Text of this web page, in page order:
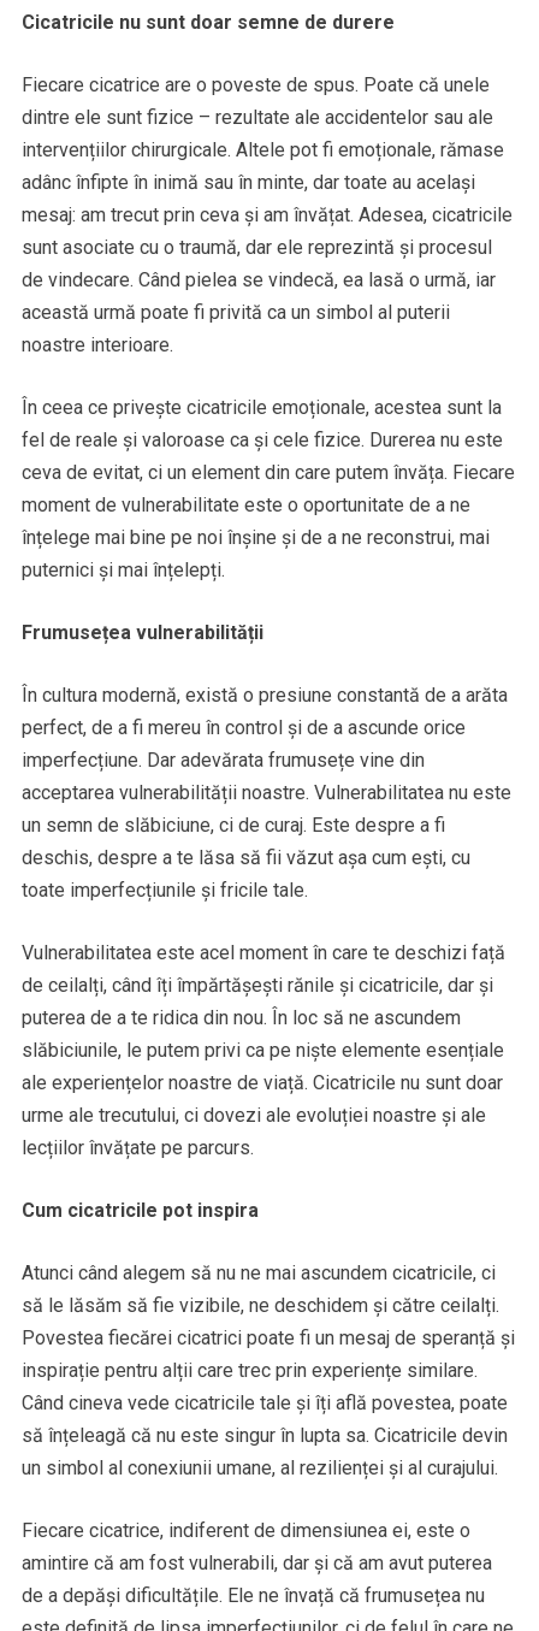
Cicatricile nu sunt doar semne de durere
Fiecare cicatrice are o poveste de spus. Poate că unele
dintre ele sunt fizice – rezultate ale accidentelor sau ale
intervențiilor chirurgicale. Altele pot fi emoționale, rămase
adânc înfipte în inimă sau în minte, dar toate au același
mesaj: am trecut prin ceva și am învățat. Adesea, cicatricile
sunt asociate cu o traumă, dar ele reprezintă și procesul
de vindecare. Când pielea se vindecă, ea lasă o urmă, iar
această urmă poate fi privită ca un simbol al puterii
noastre interioare.
În ceea ce privește cicatricile emoționale, acestea sunt la
fel de reale și valoroase ca și cele fizice. Durerea nu este
ceva de evitat, ci un element din care putem învăța. Fiecare
moment de vulnerabilitate este o oportunitate de a ne
înțelege mai bine pe noi înșine și de a ne reconstrui, mai
puternici și mai înțelepți.
Frumusețea vulnerabilității
În cultura modernă, există o presiune constantă de a arăta
perfect, de a fi mereu în control și de a ascunde orice
imperfecțiune. Dar adevărata frumusețe vine din
acceptarea vulnerabilității noastre. Vulnerabilitatea nu este
un semn de slăbiciune, ci de curaj. Este despre a fi
deschis, despre a te lăsa să fii văzut așa cum ești, cu
toate imperfecțiunile și fricile tale.
Vulnerabilitatea este acel moment în care te deschizi față
de ceilalți, când îți împărtășești rănile și cicatricile, dar și
puterea de a te ridica din nou. În loc să ne ascundem
slăbiciunile, le putem privi ca pe niște elemente esențiale
ale experiențelor noastre de viață. Cicatricile nu sunt doar
urme ale trecutului, ci dovezi ale evoluției noastre și ale
lecțiilor învățate pe parcurs.
Cum cicatricile pot inspira
Atunci când alegem să nu ne mai ascundem cicatricile, ci
să le lăsăm să fie vizibile, ne deschidem și către ceilalți.
Povestea fiecărei cicatrici poate fi un mesaj de speranță și
inspirație pentru alții care trec prin experiențe similare.
Când cineva vede cicatricile tale și îți află povestea, poate
să înțeleagă că nu este singur în lupta sa. Cicatricile devin
un simbol al conexiunii umane, al rezilienței și al curajului.
Fiecare cicatrice, indiferent de dimensiunea ei, este o
amintire că am fost vulnerabili, dar și că am avut puterea
de a depăși dificultățile. Ele ne învață că frumusețea nu